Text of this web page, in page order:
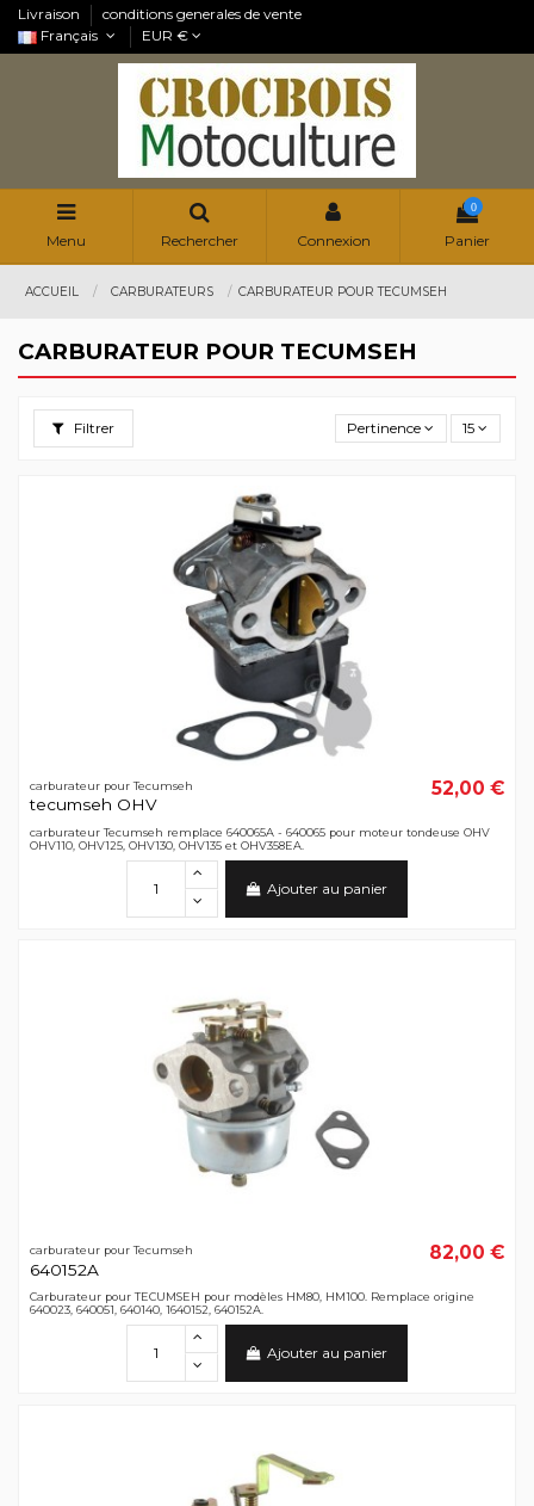
Livraison
conditions generales de vente
Français
EUR €
Menu Rechercher Connexion
0
Panier
ACCUEIL CARBURATEURS CARBURATEUR POUR TECUMSEH
CARBURATEUR POUR TECUMSEH
Filtrer Pertinence 15
carburateur pour Tecumseh
tecumseh OHV
52,00 €
carburateur Tecumseh remplace 640065A - 640065 pour moteur tondeuse OHV
OHV110, OHV125, OHV130, OHV135 et OHV358EA.
Ajouter au panier
carburateur pour Tecumseh
640152A
82,00 €
Carburateur pour TECUMSEH pour modèles HM80, HM100. Remplace origine
640023, 640051, 640140, 1640152, 640152A.
Ajouter au panier